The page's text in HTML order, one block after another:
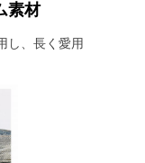
素材
し、長く愛用